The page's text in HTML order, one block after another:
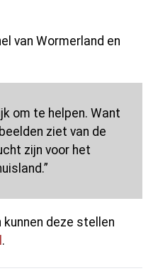
van Wormerland en
om te helpen. Want
ziet van de
zijn voor het
kunnen deze stellen
.